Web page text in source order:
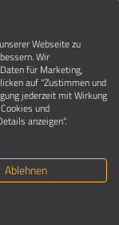
>Heilbronn,
Webseite zu
Wir
für Marketing,
auf "Zustimmen und
jederzeit mit Wirkung
und
anzeigen".
Ablehnen